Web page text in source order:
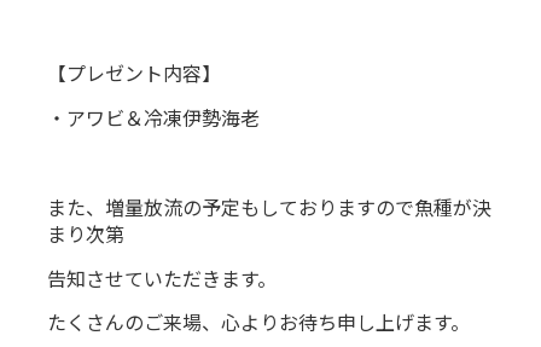
【プレゼント内容】
・アワビ＆冷凍伊勢海老
また、増量放流の予定もしておりますので魚種が決
まり次第
告知させていただきます。
たくさんのご来場、心よりお待ち申し上げます。